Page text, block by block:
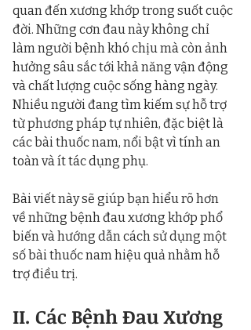
quan đến xương khớp trong suốt cuộc
đời. Những cơn đau này không chỉ
làm người bệnh khó chịu mà còn ảnh
hưởng sâu sắc tới khả năng vận động
và chất lượng cuộc sống hàng ngày.
Nhiều người đang tìm kiếm sự hỗ trợ
từ phương pháp tự nhiên, đặc biệt là
các bài thuốc nam, nổi bật vì tính an
toàn và ít tác dụng phụ.
Bài viết này sẽ giúp bạn hiểu rõ hơn
về những bệnh đau xương khớp phổ
biến và hướng dẫn cách sử dụng một
số bài thuốc nam hiệu quả nhằm hỗ
trợ điều trị.
II. Các Bệnh Đau Xương